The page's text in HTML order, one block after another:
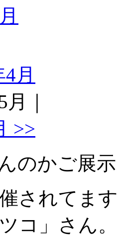
月
月｜
>>
のかご展示
されてま
コ」さん。